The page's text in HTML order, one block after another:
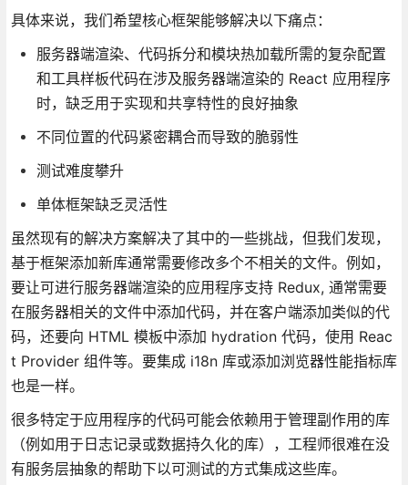
具体来说，我们希望核心框架能够解决以下痛点：
服务器端渲染、代码拆分和模块热加载所需的复杂配置
和工具样板代码在涉及服务器端渲染的 React 应用程序
时，缺乏用于实现和共享特性的良好抽象
不同位置的代码紧密耦合而导致的脆弱性
测试难度攀升
单体框架缺乏灵活性
虽然现有的解决方案解决了其中的一些挑战，但我们发现，
基于框架添加新库通常需要修改多个不相关的文件。例如，
要让可进行服务器端渲染的应用程序支持 Redux, 通常需要
在服务器相关的文件中添加代码，并在客户端添加类似的代
码，还要向 HTML 模板中添加 hydration 代码，使用 Reac
t Provider 组件等。要集成 i18n 库或添加浏览器性能指标库
也是一样。
很多特定于应用程序的代码可能会依赖用于管理副作用的库
（例如用于日志记录或数据持久化的库），工程师很难在没
有服务层抽象的帮助下以可测试的方式集成这些库。